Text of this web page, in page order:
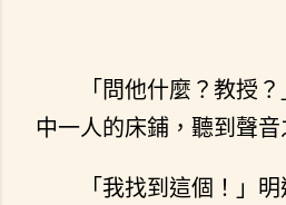
「問他什麼？教授
中一人的床鋪，聽到聲音
「我找到這個！」